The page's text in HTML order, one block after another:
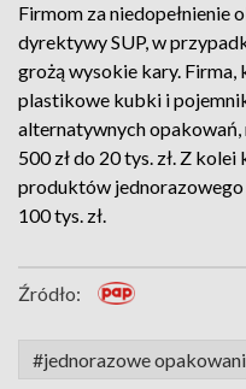
Firmom za
dyrektywy SUP, w
grożą wysokie kary. Firma,
plastikowe kubki i
alternatywnych
500 zł do 20 tys. zł. Z
produktów jednorazowego
100 tys. zł.
Źródło:
#jednorazowe